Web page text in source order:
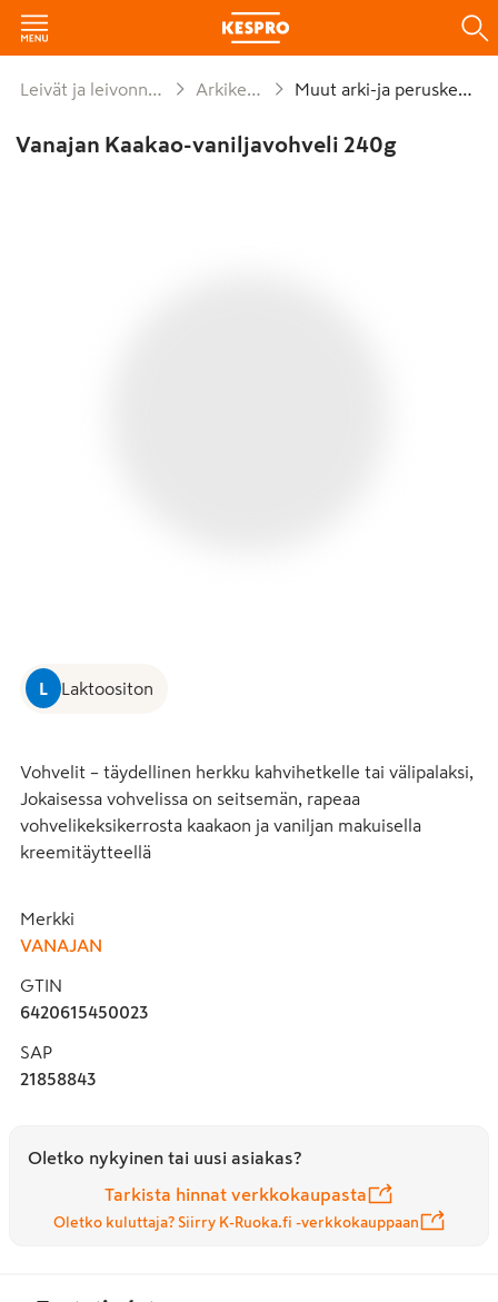
Leivät ja leivonnaiset Arkikeksit Muut arki-ja peruskeksit
Vanajan Kaakao-vaniljavohveli 240g
L Laktoositon
Vohvelit – täydellinen herkku kahvihetkelle tai välipalaksi,
Jokaisessa vohvelissa on seitsemän, rapeaa
vohvelikeksikerrosta kaakaon ja vaniljan makuisella
kreemitäytteellä
Merkki
VANAJAN
GTIN
6420615450023
SAP
21858843
Oletko nykyinen tai uusi asiakas?
Tarkista hinnat verkkokaupasta
Oletko kuluttaja? Siirry K-Ruoka.fi -verkkokauppaan